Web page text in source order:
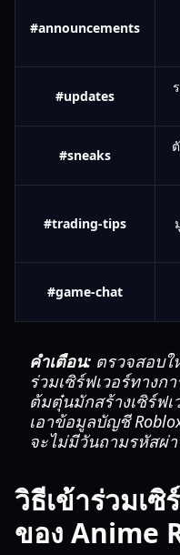
#announcements
#updates
#sneaks
#trading-tips
#game-chat
คำเตือน: ตรวจสอบใ
ร่วมเซิร์ฟเวอร์ทาง
ต้มตุ๋นมักสร้างเซิร์ฟ
เอาข้อมูลบัญชี
จะไม่มีวันถามรหัสผ่
วิธีเข้าร่วมเซิ
ของ Anime